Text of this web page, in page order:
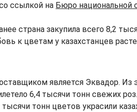
ссылкой на Бюро национальной
страна закупила всего 8,2
к цветам у казахстанцев
является Эквадор. Из
6,4 тысячи тонн свежих
тонн цветов украсили